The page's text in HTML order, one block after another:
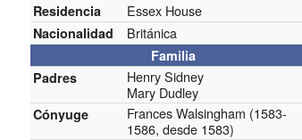
Residencia Essex House
Nacionalidad Británica
Familia
Padres
Henry Sidney
Mary Dudley
Cónyuge Frances Walsingham (1583-
1586, desde 1583)